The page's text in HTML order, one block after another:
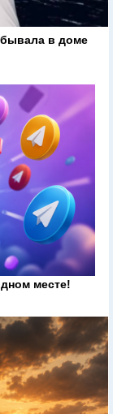
бывала в доме
месте!